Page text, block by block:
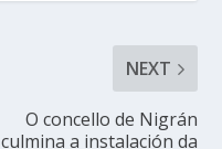
NEXT
O concello de Nigrán
culmina a instalación da